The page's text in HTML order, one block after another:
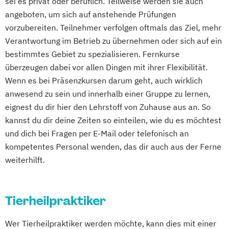
angeboten, um sich auf anstehende Prüfungen
vorzubereiten. Teilnehmer verfolgen oftmals das Ziel, mehr
Verantwortung im Betrieb zu übernehmen oder sich auf ein
bestimmtes Gebiet zu spezialisieren. Fernkurse
überzeugen dabei vor allen Dingen mit ihrer Flexibilität.
Wenn es bei Präsenzkursen darum geht, auch wirklich
anwesend zu sein und innerhalb einer Gruppe zu lernen,
eignest du dir hier den Lehrstoff von Zuhause aus an. So
kannst du dir deine Zeiten so einteilen, wie du es möchtest
und dich bei Fragen per E-Mail oder telefonisch an
kompetentes Personal wenden, das dir auch aus der Ferne
weiterhilft.
Tierheilpraktiker
Wer Tierheilpraktiker werden möchte, kann dies mit einer